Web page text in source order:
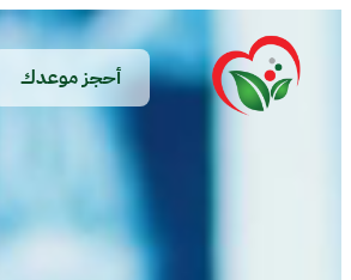
أحجز موعدك